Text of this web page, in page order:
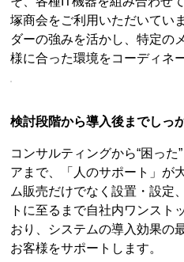
塚商会をご利用いただいてい
ダーの強みを活かし、特定の
様に合った環境をコーディネ
検討段階から導入後までしっ
コンサルティングから“困っ
アまで、「人のサポート」が
ム販売だけでなく設置・設定
トに至るまで自社内ワンスト
おり、システムの導入効果の
お客様をサポートします。